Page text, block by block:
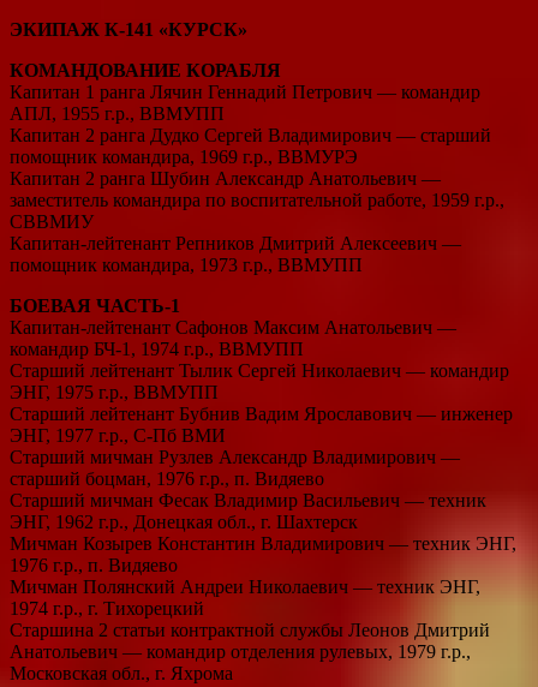
ЭКИПАЖ К-141 «КУРСК»
КОМАНДОВАНИЕ КОРАБЛЯ
Капитан 1 ранга Лячин Геннадий Петрович — командир
АПЛ, 1955 г.р., ВВМУПП
Капитан 2 ранга Дудко Сергей Владимирович — старший
помощник командира, 1969 г.р., ВВМУРЭ
Капитан 2 ранга Шубин Александр Анатольевич —
заместитель командира по воспитательной работе, 1959 г.р.,
СВВМИУ
Капитан-лейтенант Репников Дмитрий Алексеевич —
помощник командира, 1973 г.р., ВВМУПП
БОЕВАЯ ЧАСТЬ-1
Капитан-лейтенант Сафонов Максим Анатольевич —
командир БЧ-1, 1974 г.р., ВВМУПП
Старший лейтенант Тылик Сергей Николаевич — командир
ЭНГ, 1975 г.р., ВВМУПП
Старший лейтенант Бубнив Вадим Ярославович — инженер
ЭНГ, 1977 г.р., С-Пб ВМИ
Старший мичман Рузлев Александр Владимирович —
старший боцман, 1976 г.р., п. Видяево
Старший мичман Фесак Владимир Васильевич — техник
ЭНГ, 1962 г.р., Донецкая обл., г. Шахтерск
Мичман Козырев Константин Владимирович — техник ЭНГ,
1976 г.р., п. Видяево
Мичман Полянский Андреи Николаевич — техник ЭНГ,
1974 г.р., г. Тихорецкий
Старшина 2 статьи контрактной службы Леонов Дмитрий
Анатольевич — командир отделения рулевых, 1979 г.р.,
Московская обл., г. Яхрома